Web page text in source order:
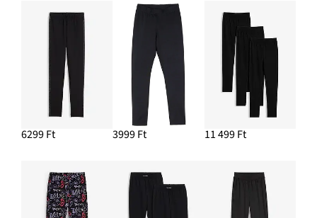
HOZZÁADÁS A KOSÁRHOZ
Szabadidőcipő retró stílusban
10 499 Ft
HOZZÁADÁS A KOSÁRHOZ
Chunky szabadidőcipő
12 999 Ft
6299 Ft 3999 Ft 11 499 Ft